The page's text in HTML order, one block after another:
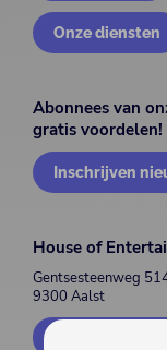
Onze diensten
Abonnees van
gratis voordelen!
Inschrijven
House of
Gentsesteenweg
9300 Aalst